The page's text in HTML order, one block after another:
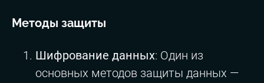
Методы защиты
Шифрование данных: Один из
основных методов защиты данных —